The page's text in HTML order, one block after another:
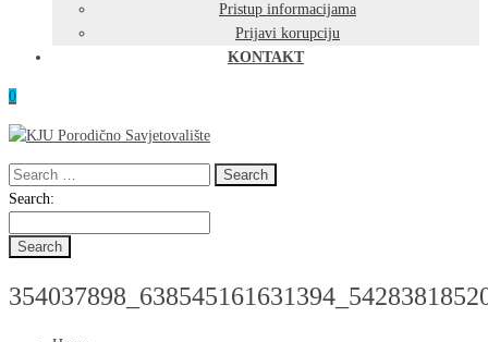
Pristup informacijama
Prijavi korupciju
KONTAKT
0
Search
for:
Search
Search: